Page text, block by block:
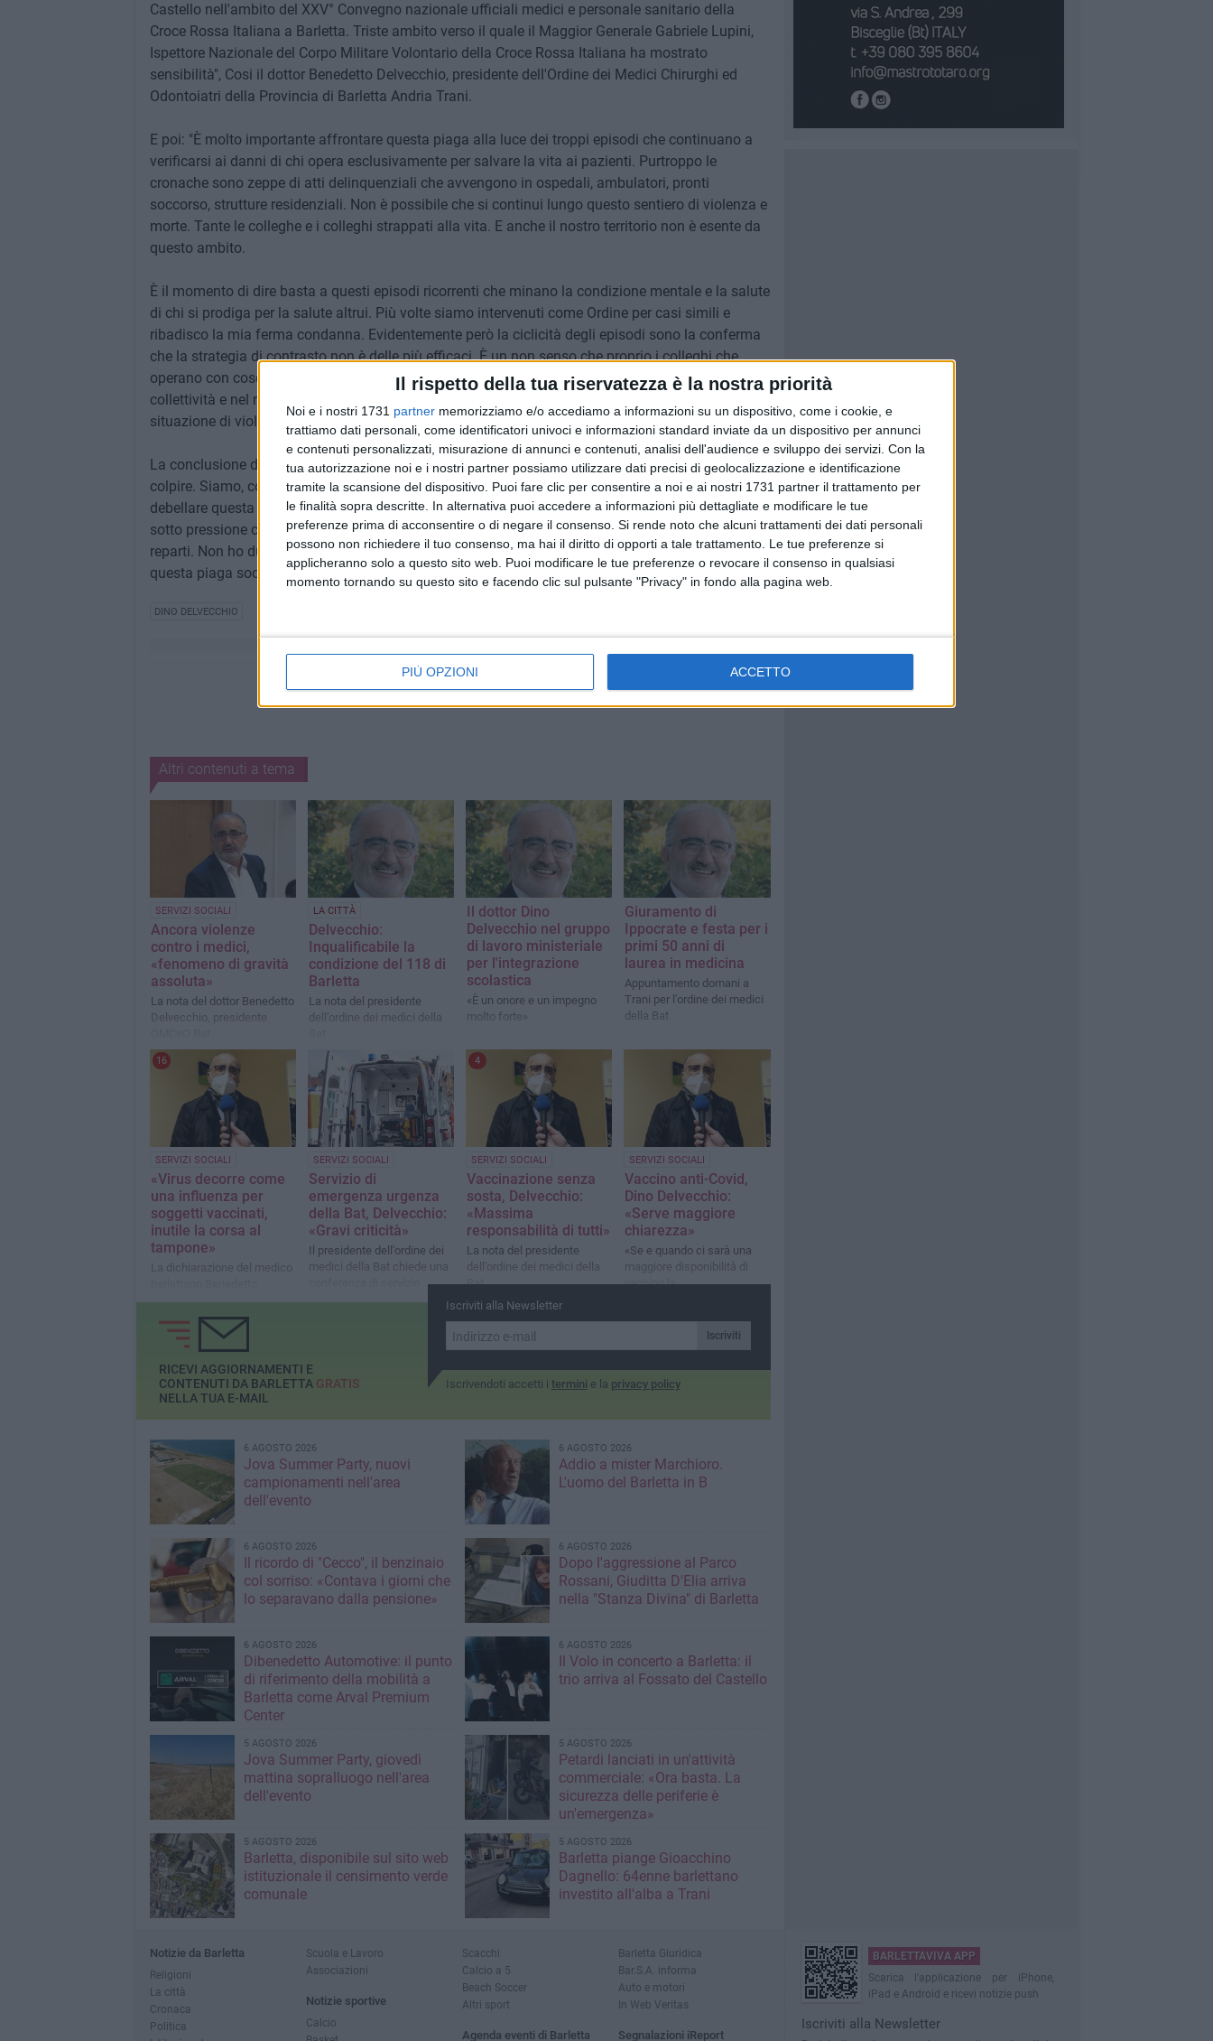
Il rispetto della tua riservatezza è la nostra priorità
Noi e i nostri 1731 partner memorizziamo e/o accediamo a informazioni su un dispositivo, come i cookie, e
trattiamo dati personali, come identificatori univoci e informazioni standard inviate da un dispositivo per annunci
e contenuti personalizzati, misurazione di annunci e contenuti, analisi dell'audience e sviluppo dei servizi. Con la
tua autorizzazione noi e i nostri partner possiamo utilizzare dati precisi di geolocalizzazione e identificazione
tramite la scansione del dispositivo. Puoi fare clic per consentire a noi e ai nostri 1731 partner il trattamento per
le finalità sopra descritte. In alternativa puoi accedere a informazioni più dettagliate e modificare le tue
preferenze prima di acconsentire o di negare il consenso. Si rende noto che alcuni trattamenti dei dati personali
possono non richiedere il tuo consenso, ma hai il diritto di opporti a tale trattamento. Le tue preferenze si
applicheranno solo a questo sito web. Puoi modificare le tue preferenze o revocare il consenso in qualsiasi
momento tornando su questo sito e facendo clic sul pulsante "Privacy" in fondo alla pagina web.
PIÙ OPZIONI ACCETTO
Castello nell'ambito del XXV° Convegno nazionale ufficiali medici e personale sanitario della
Croce Rossa Italiana a Barletta. Triste ambito verso il quale il Maggior Generale Gabriele Lupini,
Ispettore Nazionale del Corpo Militare Volontario della Croce Rossa Italiana ha mostrato
sensibilità", Cosi il dottor Benedetto Delvecchio, presidente dell'Ordine dei Medici Chirurghi ed
Odontoiatri della Provincia di Barletta Andria Trani.
E poi: "È molto importante affrontare questa piaga alla luce dei troppi episodi che continuano a
verificarsi ai danni di chi opera esclusivamente per salvare la vita ai pazienti. Purtroppo le
cronache sono zeppe di atti delinquenziali che avvengono in ospedali, ambulatori, pronti
soccorso, strutture residenziali. Non è possibile che si continui lungo questo sentiero di violenza e
morte. Tante le colleghe e i colleghi strappati alla vita. E anche il nostro territorio non è esente da
questo ambito.
È il momento di dire basta a questi episodi ricorrenti che minano la condizione mentale e la salute
di chi si prodiga per la salute altrui. Più volte siamo intervenuti come Ordine per casi simili e
ribadisco la mia ferma condanna. Evidentemente però la ciclicità degli episodi sono la conferma
che la strategia di contrasto non è delle più efficaci. È un non senso che proprio i colleghi che
operano con coscienza e professionalità svolgendo il proprio dovere nell'interesse della
collettività e nel rispetto della professione medica debbano essere oggetto di violenza. Questa
situazione di violenza inaudita ci preoccupa molto e non deve mai trovare alcuna giustificazione".
La conclusione del presidente Delvecchio: "I medici sono diventati dei veri e propri bersagli da
colpire. Siamo, come sempre a disposizione al fine di individuare una strategia efficace al fine di
debellare questa piaga. Non si trascuri la circostanza che noi operatori sanitari siamo sempre più
sotto pressione come è dimostrato dalle continue aggressioni nei Pronto Soccorso e in altri
reparti. Non ho dubbi che la giornata odierna potrà fornire un utile contributo a ridimensionare
questa piaga sociale".
DINO DELVECCHIO
Altri contenuti a tema
SERVIZI SOCIALI
Ancora violenze
contro i medici,
«fenomeno di gravità
assoluta»
La nota del dottor Benedetto
Delvecchio, presidente
LA CITTÀ
Delvecchio:
Inqualificabile la
condizione del 118 di
Barletta
La nota del presidente
dell’ordine dei medici della
Il dottor Dino
Delvecchio nel gruppo
di lavoro ministeriale
per l'integrazione
scolastica
«È un onore e un impegno
molto forte»
Giuramento di
Ippocrate e festa per i
primi 50 anni di
laurea in medicina
Appuntamento domani a
Trani per l'ordine dei medici
della Bat
16
SERVIZI SOCIALI
«Virus decorre come
una influenza per
soggetti vaccinati,
inutile la corsa al
tampone»
La dichiarazione del medico
Delvecchio, presidente
OMCEO Bat
SERVIZI SOCIALI
Servizio di
emergenza urgenza
della Bat, Delvecchio:
«Gravi criticità»
Il presidente dell'ordine dei
medici della Bat chiede una
4
SERVIZI SOCIALI
Vaccinazione senza
sosta, Delvecchio:
«Massima
responsabilità di tutti»
La nota del presidente
dell'ordine dei medici della
Bat
SERVIZI SOCIALI
Vaccino anti-Covid,
Dino Delvecchio:
«Serve maggiore
chiarezza»
«Se e quando ci sarà una
maggiore disponibilità di
vaccino la
Iscriviti alla Newsletter
Iscriviti
Iscrivendoti accetti i termini e la privacy policy
RICEVI AGGIORNAMENTI E
CONTENUTI DA BARLETTA GRATIS
NELLA TUA E-MAIL
6 AGOSTO 2026
Jova Summer Party, nuovi
campionamenti nell'area
dell'evento
6 AGOSTO 2026
Addio a mister Marchioro.
L'uomo del Barletta in B
6 AGOSTO 2026
Il ricordo di "Cecco", il benzinaio
col sorriso: «Contava i giorni che
lo separavano dalla pensione»
6 AGOSTO 2026
Dopo l'aggressione al Parco
Rossani, Giuditta D'Elia arriva
nella "Stanza Divina" di Barletta
6 AGOSTO 2026
Dibenedetto Automotive: il punto
di riferimento della mobilità a
Barletta come Arval Premium
Center
6 AGOSTO 2026
Il Volo in concerto a Barletta: il
trio arriva al Fossato del Castello
5 AGOSTO 2026
Jova Summer Party, giovedì
mattina sopralluogo nell'area
dell'evento
5 AGOSTO 2026
Petardi lanciati in un'attività
commerciale: «Ora basta. La
sicurezza delle periferie è
un'emergenza»
5 AGOSTO 2026
Barletta, disponibile sul sito web
istituzionale il censimento verde
comunale
5 AGOSTO 2026
Barletta piange Gioacchino
Dagnello: 64enne barlettano
investito all'alba a Trani
Notizie da Barletta
Religioni
La città
Cronaca
Politica
Scuola e Lavoro
Associazioni
Notizie sportive
Calcio
Scacchi
Calcio a 5
Beach Soccer
Altri sport
Agenda eventi di Barletta
Barletta Giuridica
Bar.S.A. informa
Auto e motori
In Web Veritas
Segnalazioni iReport
BARLETTAVIVA APP
Scarica l'applicazione per iPhone,
iPad e Android e ricevi notizie push
Iscriviti alla Newsletter